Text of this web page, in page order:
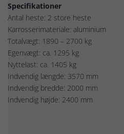
Specifikationer
Antal heste: 2 store heste
Karrosserimateriale: aluminium
Totalvægt: 1890 – 2700 kg
Egenvægt: ca. 1295 kg
Nyttelast: ca. 1405 kg
Indvendig længde: 3570 mm
Indvendig bredde: 2000 mm
Indvendig højde: 2400 mm